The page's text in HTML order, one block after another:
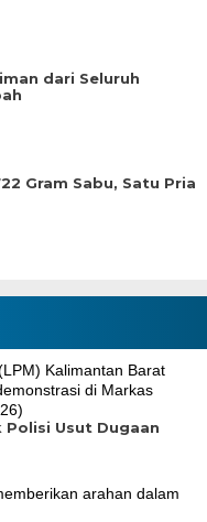
dari Seluruh
Gram Sabu, Satu Pria
Polisi Usut Dugaan